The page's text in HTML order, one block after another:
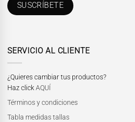
SERVICIO AL CLIENTE
¿Quieres cambiar tus productos?
Haz clickAQUÍ
Términos y condiciones
Tabla medidas tallas